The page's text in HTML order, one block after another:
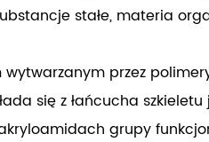
stałe, materia
przez
się z łańcucha
grupy